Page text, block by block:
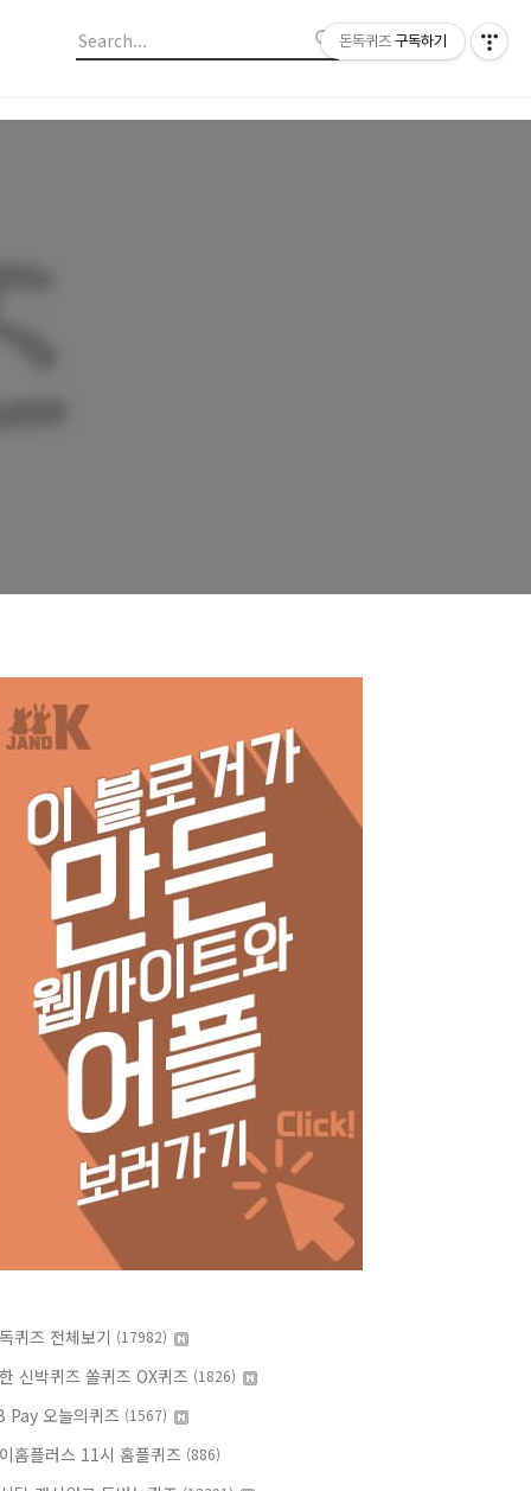
퀴즈 전체보기 (17982)
신박퀴즈 쏠퀴즈 OX퀴즈 (1826)
Pay 오늘의퀴즈 (1567)
홈플러스 11시 홈플퀴즈 (886)
돈독퀴즈 구독하기